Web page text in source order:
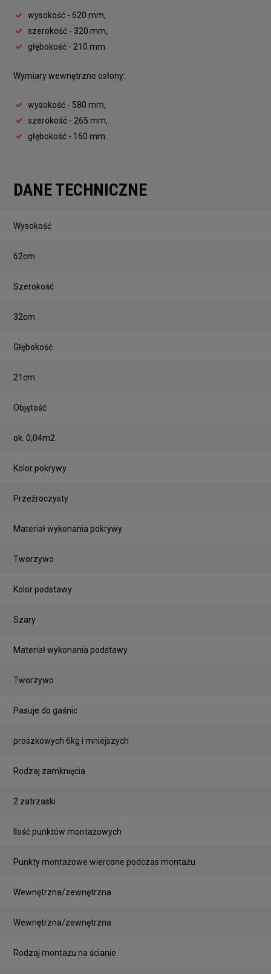
wysokość - 620 mm,
szerokość - 320 mm,
głębokość - 210 mm.
Wymiary wewnętrzne osłony:
wysokość - 580 mm,
szerokość - 265 mm,
głębokość - 160 mm.
DANE TECHNICZNE
Wysokość
62cm
Szerokość
32cm
Głębokość
21cm
Objętość
ok. 0,04m2
Kolor pokrywy
Przeźroczysty
Materiał wykonania pokrywy
Tworzywo
Kolor podstawy
Szary
Materiał wykonania podstawy
Tworzywo
Pasuje do gaśnic
proszkowych 6kg i mniejszych
Rodzaj zamknięcia
2 zatrzaski
Ilość punktów montażowych
Punkty montażowe wiercone podczas montażu
Wewnętrzna/zewnętrzna
Wewnętrzna/zewnętrzna
Rodzaj montażu na ścianie